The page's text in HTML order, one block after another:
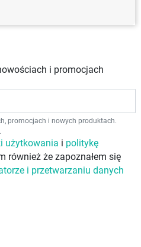
i promocjach
promocjach i nowych produktach.
użytkowania i politykę
również że zapoznałem się
i przetwarzaniu danych